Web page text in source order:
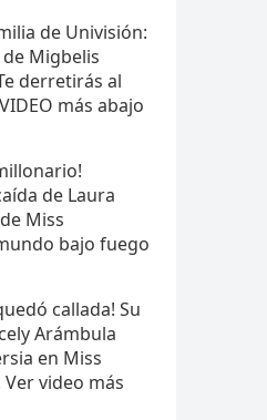
de Univisión:
de Migbelis
derretirás al
más abajo
de Laura
Miss
bajo fuego
callada! Su
Arámbula
en Miss
video más